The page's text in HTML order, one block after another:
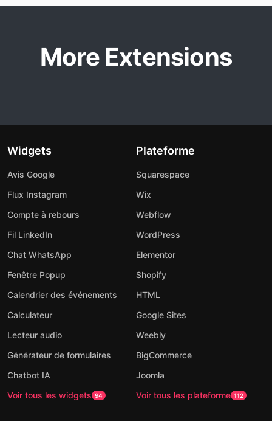
More Extensions
Widgets
Avis Google
Flux Instagram
Compte à rebours
Fil LinkedIn
Chat WhatsApp
Fenêtre Popup
Calendrier des événements
Calculateur
Lecteur audio
Générateur de formulaires
Chatbot IA
Voir tous les widgets 94
Plateforme
Squarespace
Wix
Webflow
WordPress
Elementor
Shopify
HTML
Google Sites
Weebly
BigCommerce
Joomla
Voir tous les plateforme 112